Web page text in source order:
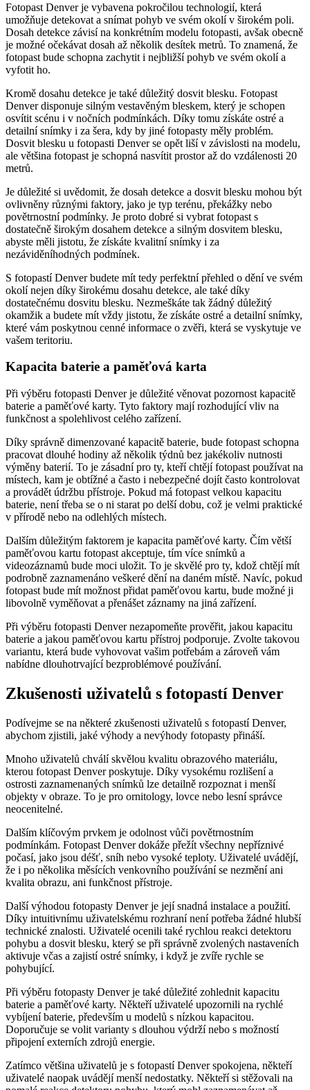
Fotopast Denver je vybavena pokročilou technologií, která
umožňuje detekovat a snímat pohyb ve svém okolí v širokém poli.
Dosah detekce závisí na konkrétním modelu fotopasti, avšak obecně
je možné očekávat dosah až několik desítek metrů. To znamená, že
fotopast bude schopna zachytit i nejbližší pohyb ve svém okolí a
vyfotit ho.
Kromě dosahu detekce je také důležitý dosvit blesku. Fotopast
Denver disponuje silným vestavěným bleskem, který je schopen
osvítit scénu i v nočních podmínkách. Díky tomu získáte ostré a
detailní snímky i za šera, kdy by jiné fotopasty měly problém.
Dosvit blesku u fotopasti Denver se opět liší v závislosti na modelu,
ale většina fotopast je schopná nasvítit prostor až do vzdálenosti 20
metrů.
Je důležité si uvědomit, že dosah detekce a dosvit blesku mohou být
ovlivněny různými faktory, jako je typ terénu, překážky nebo
povětrnostní podmínky. Je proto dobré si vybrat fotopast s
dostatečně širokým dosahem detekce a silným dosvitem blesku,
abyste měli jistotu, že získáte kvalitní snímky i za
nezáviděníhodných podmínek.
S fotopastí Denver budete mít tedy perfektní přehled o dění ve svém
okolí nejen díky širokému dosahu detekce, ale také díky
dostatečnému dosvitu blesku. Nezmeškáte tak žádný důležitý
okamžik a budete mít vždy jistotu, že získáte ostré a detailní snímky,
které vám poskytnou cenné informace o zvěři, která se vyskytuje ve
vašem teritoriu.
Kapacita baterie a paměťová karta
Při výběru fotopasti Denver je důležité věnovat pozornost kapacitě
baterie a paměťové karty. Tyto faktory mají rozhodující vliv na
funkčnost a spolehlivost celého zařízení.
Díky správně dimenzované kapacitě baterie, bude fotopast schopna
pracovat dlouhé hodiny až několik týdnů bez jakékoliv nutnosti
výměny baterií. To je zásadní pro ty, kteří chtějí fotopast používat na
místech, kam je obtížné a často i nebezpečné dojít často kontrolovat
a provádět údržbu přístroje. Pokud má fotopast velkou kapacitu
baterie, není třeba se o ni starat po delší dobu, což je velmi praktické
v přírodě nebo na odlehlých místech.
Dalším důležitým faktorem je kapacita paměťové karty. Čím větší
paměťovou kartu fotopast akceptuje, tím více snímků a
videozáznamů bude moci uložit. To je skvělé pro ty, kdož chtějí mít
podrobně zaznamenáno veškeré dění na daném místě. Navíc, pokud
fotopast bude mít možnost přidat paměťovou kartu, bude možné ji
libovolně vyměňovat a přenášet záznamy na jiná zařízení.
Při výběru fotopasti Denver nezapomeňte prověřit, jakou kapacitu
baterie a jakou paměťovou kartu přístroj podporuje. Zvolte takovou
variantu, která bude vyhovovat vašim potřebám a zároveň vám
nabídne dlouhotrvající bezproblémové používání.
Zkušenosti uživatelů s fotopastí Denver
Podívejme se na některé zkušenosti uživatelů s fotopastí Denver,
abychom zjistili, jaké výhody a nevýhody fotopasty přináší.
Mnoho uživatelů chválí skvělou kvalitu obrazového materiálu,
kterou fotopast Denver poskytuje. Díky vysokému rozlišení a
ostrosti zaznamenaných snímků lze detailně rozpoznat i menší
objekty v obraze. To je pro ornitology, lovce nebo lesní správce
neocenitelné.
Dalším klíčovým prvkem je odolnost vůči povětrnostním
podmínkám. Fotopast Denver dokáže přežít všechny nepříznivé
počasí, jako jsou déšť, sníh nebo vysoké teploty. Uživatelé uvádějí,
že i po několika měsících venkovního používání se nezmění ani
kvalita obrazu, ani funkčnost přístroje.
Další výhodou fotopasty Denver je její snadná instalace a použití.
Díky intuitivnímu uživatelskému rozhraní není potřeba žádné hlubší
technické znalosti. Uživatelé ocenili také rychlou reakci detektoru
pohybu a dosvit blesku, který se při správně zvolených nastaveních
aktivuje včas a zajistí ostré snímky, i když je zvíře rychle se
pohybující.
Při výběru fotopasty Denver je také důležité zohlednit kapacitu
baterie a paměťové karty. Někteří uživatelé upozornili na rychlé
vybíjení baterie, především u modelů s nízkou kapacitou.
Doporučuje se volit varianty s dlouhou výdrží nebo s možností
připojení externích zdrojů energie.
Zatímco většina uživatelů je s fotopastí Denver spokojena, někteří
uživatelé naopak uvádějí menší nedostatky. Někteří si stěžovali na